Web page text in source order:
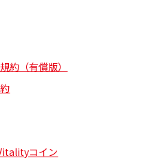
約（有償版）
コイン